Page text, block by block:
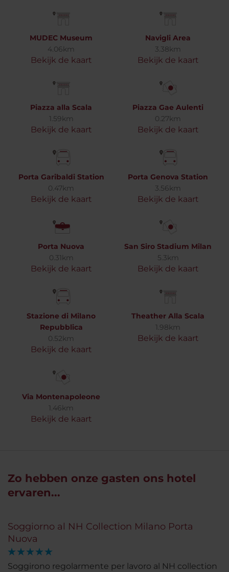
MUDEC Museum
4.06km
Bekijk de kaart
Navigli Area
3.38km
Bekijk de kaart
Piazza alla Scala
1.59km
Bekijk de kaart
Piazza Gae Aulenti
0.27km
Bekijk de kaart
Porta Garibaldi Station
0.47km
Bekijk de kaart
Porta Genova Station
3.56km
Bekijk de kaart
Porta Nuova
0.31km
Bekijk de kaart
San Siro Stadium Milan
5.3km
Bekijk de kaart
Stazione di Milano
Repubblica
0.52km
Bekijk de kaart
Theather Alla Scala
1.98km
Bekijk de kaart
Via Montenapoleone
1.46km
Bekijk de kaart
Zo hebben onze gasten ons hotel
ervaren...
Soggiorno al NH Collection Milano Porta
Nuova
Soggirono regolarmente per lavoro al NH collection